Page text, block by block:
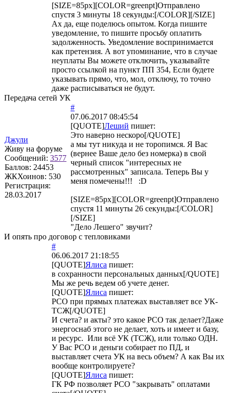
[SIZE=85px][COLOR=greenpt]Отправлено
спустя 3 минуты 18 секунды:[/COLOR][/SIZE]
Ах да, еще поделюсь опытом. Когда пишите
уведомление, то пишите просьбу оплатить
задолженность. Уведомление воспринимается
как претензия. А вот упоминание, что в случае
неуплаты Вы можете отключить, указывайте
просто ссылкой на пункт ПП 354, Если будете
указывать прямо, что, мол, отключу, то точно
даже расписываться не будут.
Передача сетей УК
Джули
Живу на форуме
Сообщений: 3577
Баллов: 24453
ЖКХоинов: 530
Регистрация:
28.03.2017
#
07.06.2017 08:45:54
[QUOTE]Леший пишет:
Это наверно нескоро[/QUOTE]
а мы тут никуда и не торопимся. Я Вас
(вернее Ваше дело без номерка) в свой
черный список "интересных не
рассмотренных" записала. Теперь Вы у
меня помечены!!! :D
[SIZE=85px][COLOR=greenpt]Отправлено
спустя 11 минуты 26 секунды:[/COLOR]
[/SIZE]
"Дело Лешего" звучит?
И опять про договор с тепловиками
#
06.06.2017 21:18:55
[QUOTE]Ялиса пишет:
в сохранности персональных данных[/QUOTE]
Мы же речь ведем об учете денег.
[QUOTE]Ялиса пишет:
РСО при прямых платежах выставляет все УК-
ТСЖ[/QUOTE]
И счета? и акты? это какое РСО так делает?Даже
энергоснаб этого не делает, хоть и имеет и базу,
и ресурс. Или всё УК (ТСЖ), или только ОДН.
У Вас РСО и деньги собирает по ПД, и
выставляет счета УК на весь объем? А как Вы их
вообще контролируете?
[QUOTE]Ялиса пишет:
ГК РФ позволяет РСО "закрывать" оплатами